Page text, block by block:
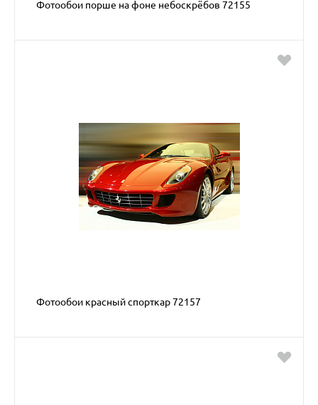
Фотообои порше на фоне небоскрёбов 72155
Фотообои красный спорткар 72157